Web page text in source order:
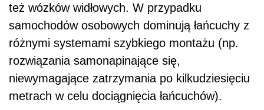
też wózków widłowych. W przypadku
samochodów osobowych dominują łańcuchy z
różnymi systemami szybkiego montażu (np.
rozwiązania samonapinające się,
niewymagające zatrzymania po kilkudziesięciu
metrach w celu dociągnięcia łańcuchów).